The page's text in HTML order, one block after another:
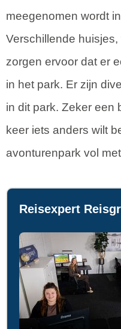
meegenomen wordt
Verschillende
zorgen ervoor dat er
in het park. Er zijn
in dit park. Zeker een
keer iets anders wilt
avonturenpark vol
Reisexpert